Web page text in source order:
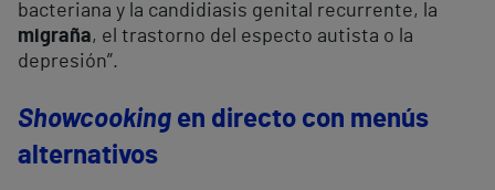
bacteriana y la candidiasis genital recurrente, la
migraña, el trastorno del especto autista o la
depresión”.
Showcooking en directo con menús
alternativos